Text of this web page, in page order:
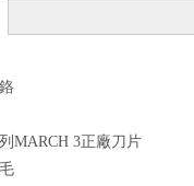
MARCH 3正廠刀片